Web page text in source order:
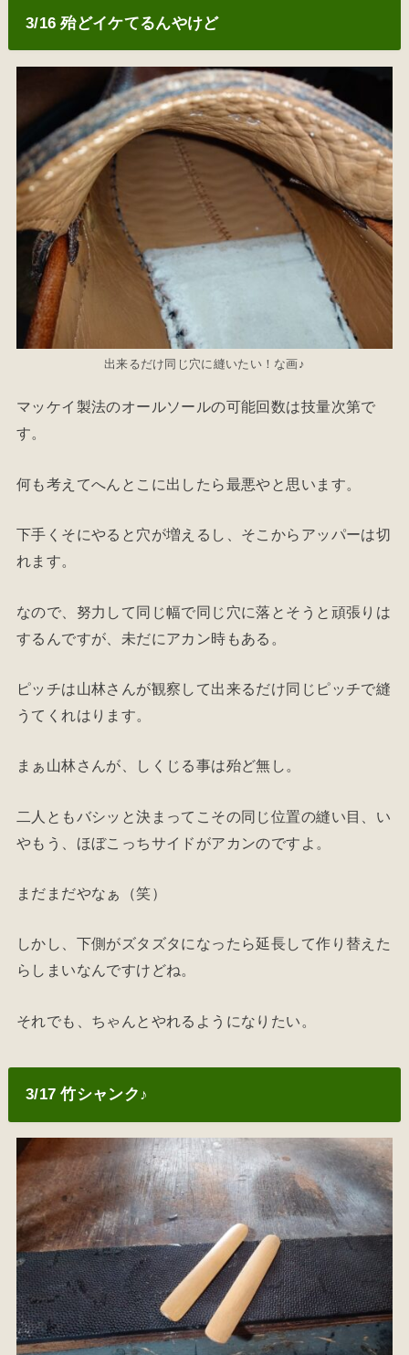
3/16 殆どイケてるんやけど
出来るだけ同じ穴に縫いたい！な画♪
マッケイ製法のオールソールの可能回数は技量次第で
す。
何も考えてへんとこに出したら最悪やと思います。
下手くそにやると穴が増えるし、そこからアッパーは切
れます。
なので、努力して同じ幅で同じ穴に落とそうと頑張りは
するんですが、未だにアカン時もある。
ピッチは山林さんが観察して出来るだけ同じピッチで縫
うてくれはります。
まぁ山林さんが、しくじる事は殆ど無し。
二人ともバシッと決まってこその同じ位置の縫い目、い
やもう、ほぼこっちサイドがアカンのですよ。
まだまだやなぁ（笑）
しかし、下側がズタズタになったら延長して作り替えた
らしまいなんですけどね。
それでも、ちゃんとやれるようになりたい。
3/17 竹シャンク♪